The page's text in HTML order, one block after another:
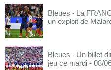
Bleues - La
un exploit de
Bleues - Un billet
jeu ce mardi - 08/